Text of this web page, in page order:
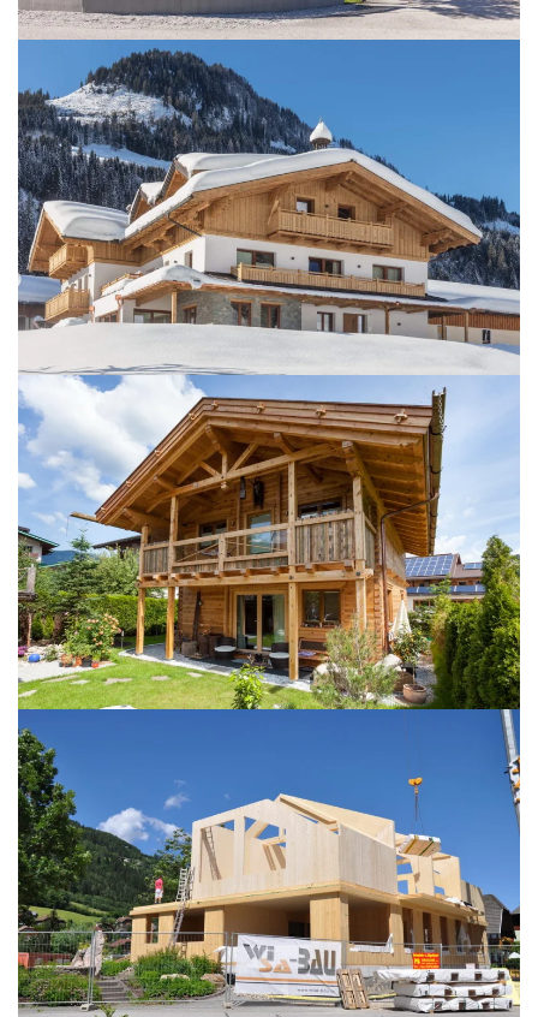
BILD ÖFFNEN
BILD ÖFFNEN
BILD ÖFFNEN